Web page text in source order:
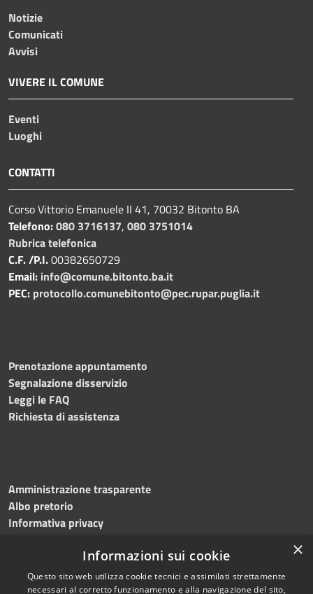
Notizie
Comunicati
Avvisi
VIVERE IL COMUNE
Eventi
Luoghi
CONTATTI
Corso Vittorio Emanuele II 41, 70032 Bitonto BA
Telefono:080 3716137, 080 3751014
Rubrica telefonica
C.F. /P.I.00382650729
Email: info@comune.bitonto.ba.it
PEC: protocollo.comunebitonto@pec.rupar.puglia.it
Prenotazione appuntamento
Segnalazione disservizio
Leggi le FAQ
Richiesta di assistenza
Amministrazione trasparente
Albo pretorio
Informativa privacy
Dichiarazione di accessibilità Meccanismo di feedback ×
Informazioni sui cookie
Questo sito web utilizza cookie tecnici e assimilati strettamente
necessari al corretto funzionamento e alla navigazione del sito,